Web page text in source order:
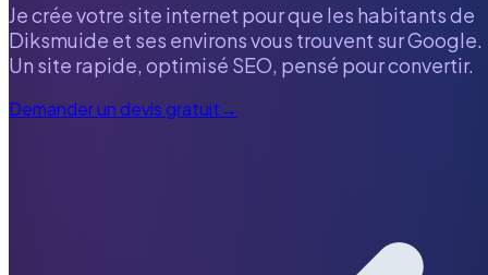
Je crée votre site internet pour que les habitants de
Diksmuide et ses environs vous trouvent sur Google.
Un site rapide, optimisé SEO, pensé pour convertir.
Demander un devis gratuit→